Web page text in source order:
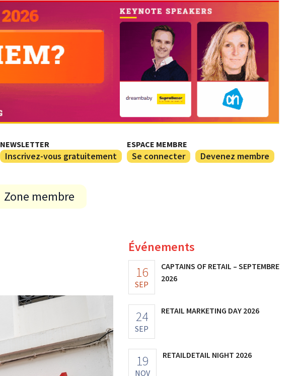
NEWSLETTER
Inscrivez-vous gratuitement
ESPACE MEMBRE
Se connecter Devenez membre
Zone membre
Événements
16
SEP
CAPTAINS OF RETAIL – SEPTEMBRE
2026
24
SEP
RETAIL MARKETING DAY 2026
19
NOV
RETAILDETAIL NIGHT 2026